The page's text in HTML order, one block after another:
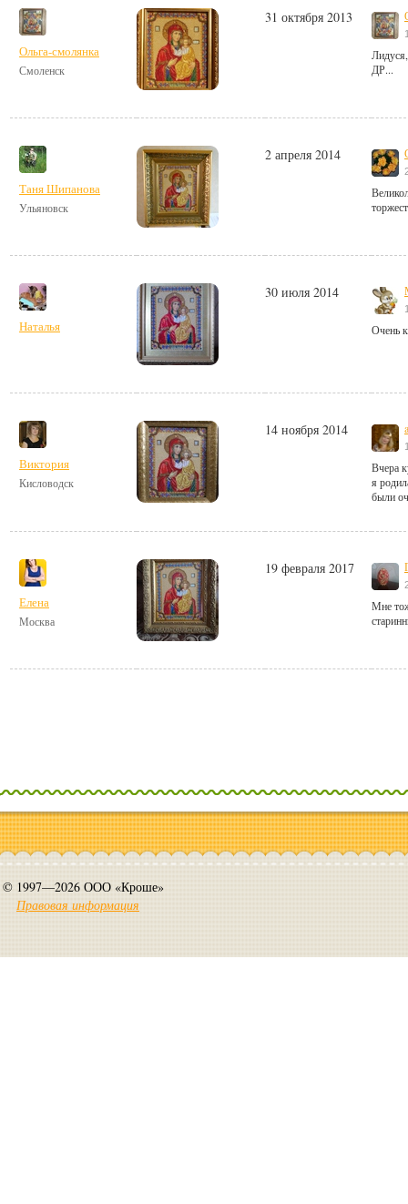
Ольга-смолянка
Смоленск
31 октября 2013
ДР...
Таня Шипанова
Ульяновск
2 апреля 2014
Наталья
30 июля 2014
Очень
Виктория
Кисловодск
14 ноября 2014
Вчера
я
были
Елена
Москва
19 февраля 2017
Мне
© 1997—2026 ООО «Кроше»
Правовая информация